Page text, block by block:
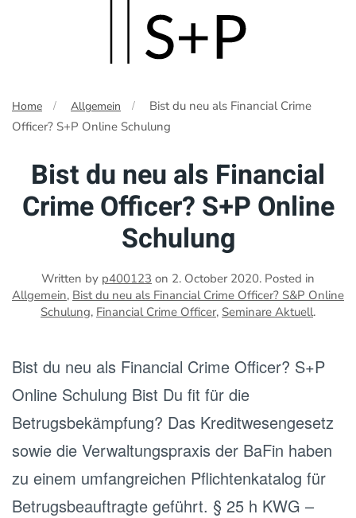
main
content
Home Allgemein
Bist du neu als Financial Crime
Officer? S+P Online Schulung
Bist du neu als Financial
Crime Officer? S+P Online
Schulung
Written by p400123 on 2. October 2020. Posted in
Allgemein, Bist du neu als Financial Crime Officer? S&P Online
Schulung, Financial Crime Officer, Seminare Aktuell.
Bist du neu als Financial Crime Officer? S+P
Online Schulung Bist Du fit für die
Betrugsbekämpfung? Das Kreditwesengesetz
sowie die Verwaltungspraxis der BaFin haben
zu einem umfangreichen Pflichtenkatalog für
Betrugsbeauftragte geführt. § 25 h KWG –